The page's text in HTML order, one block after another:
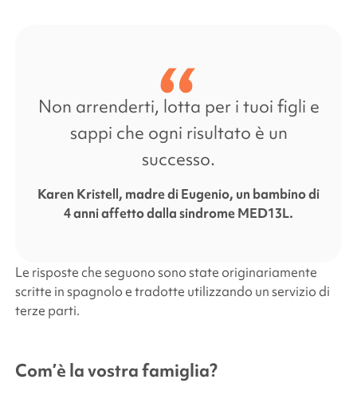
Non arrenderti, lotta per i tuoi figli e
sappi che ogni risultato è un
successo.
Karen Kristell, madre di Eugenio, un bambino di
4 anni affetto dalla sindrome MED13L.
Le risposte che seguono sono state originariamente
scritte in spagnolo e tradotte utilizzando un servizio di
terze parti.
Com’è la vostra famiglia?